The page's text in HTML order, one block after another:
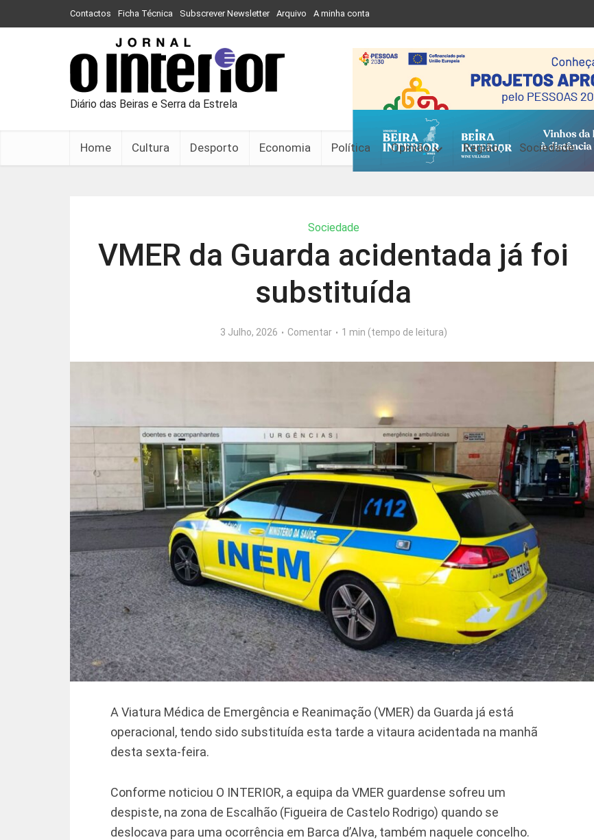
Contactos Ficha Técnica Subscrever Newsletter Arquivo A minha conta
Diário das Beiras e Serra da Estrela
Home Cultura Desporto Economia Política Opinião Região Sociedade
Sociedade
VMER da Guarda acidentada já foi
substituída
3 Julho, 2026 Comentar 1 min (tempo de leitura)
A Viatura Médica de Emergência e Reanimação (VMER) da Guarda já está
operacional, tendo sido substituída esta tarde a vitaura acidentada na manhã
desta sexta-feira.
Conforme noticiou O INTERIOR, a equipa da VMER guardense sofreu um
despiste, na zona de Escalhão (Figueira de Castelo Rodrigo) quando se
deslocava para uma ocorrência em Barca d’Alva, também naquele concelho.